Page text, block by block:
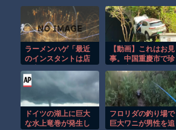
ラーメンハゲ「最近
のインスタントは店
ーメン大好きJK「店
とインスタントの良
さは別のベクトル」
【動画】これはお見
事。中国重慶市で珍
る。
ドイツの湖上に巨大
な水上竜巻が発生し
フロリダの釣り場で
巨大ワニが男性を追